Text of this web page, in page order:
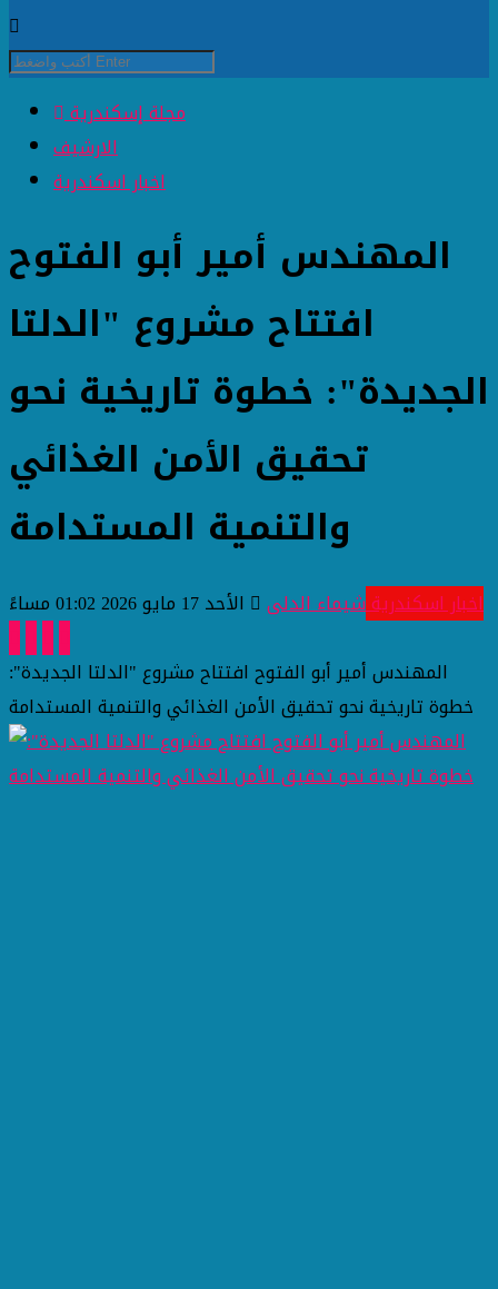
مجلة إسكندرية
الارشيف
اخبار اسكندرية
المهندس أمير أبو الفتوح
افتتاح مشروع "الدلتا
الجديدة": خطوة تاريخية نحو
تحقيق الأمن الغذائي
والتنمية المستدامة
اخبار اسكندريةشيماء الدلى
الأحد 17 مايو 2026 01:02 مساءً
المهندس أمير أبو الفتوح افتتاح مشروع "الدلتا الجديدة":
خطوة تاريخية نحو تحقيق الأمن الغذائي والتنمية المستدامة